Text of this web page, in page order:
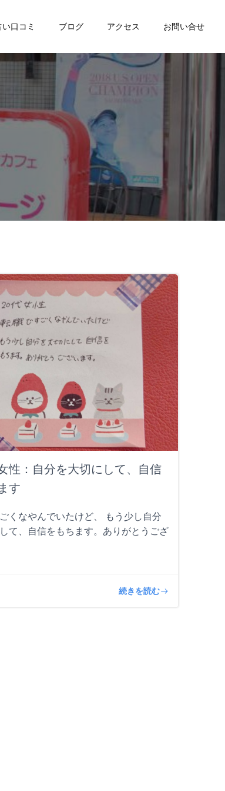
い口コミ ブログ アクセス お問い合せ
性：自分を大切にして、自信
す
くなやんでいたけど、 もう少し自分
て、自信をもちます。ありがとうござ
続きを読む